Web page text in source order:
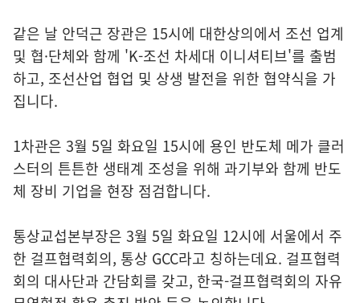
같은 날 안덕근 장관은 15시에 대한상의에서 조선 업계
및 협·단체와 함께 'K-조선 차세대 이니셔티브'를 출범
하고, 조선산업 협업 및 상생 발전을 위한 협약식을 가
집니다.
1차관은 3월 5일 화요일 15시에 용인 반도체 메가 클러
스터의 튼튼한 생태계 조성을 위해 과기부와 함께 반도
체 장비 기업을 현장 점검합니다.
통상교섭본부장은 3월 5일 화요일 12시에 서울에서 주
한 걸프협력회의, 통상 GCC라고 칭하는데요. 걸프협력
회의 대사단과 간담회를 갖고, 한국-걸프협력회의 자유